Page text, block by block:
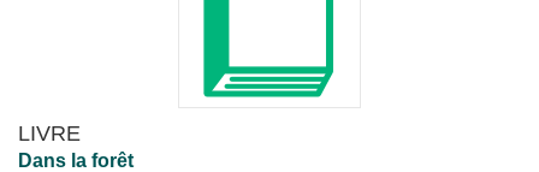
LIVRE
Dans la forêt